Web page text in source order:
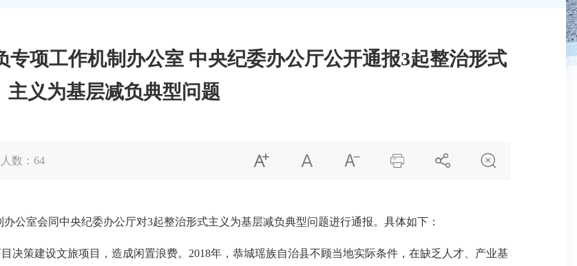
项工作机制办公室 中央纪委办公厅公开通报3起整治形式
主义为基层减负典型问题
数： 64      
室会同中央纪委办公厅对3起整治形式主义为基层减负典型问题进行通报。具体如下：
策建设文旅项目，造成闲置浪费。2018年，恭城瑶族自治县不顾当地实际条件，在缺乏人才、产业基